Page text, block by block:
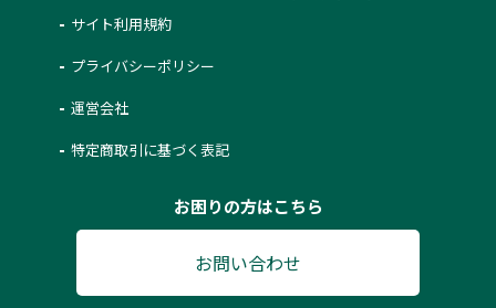
サイト利用規約
プライバシーポリシー
運営会社
特定商取引に基づく表記
お困りの方はこちら
お問い合わせ